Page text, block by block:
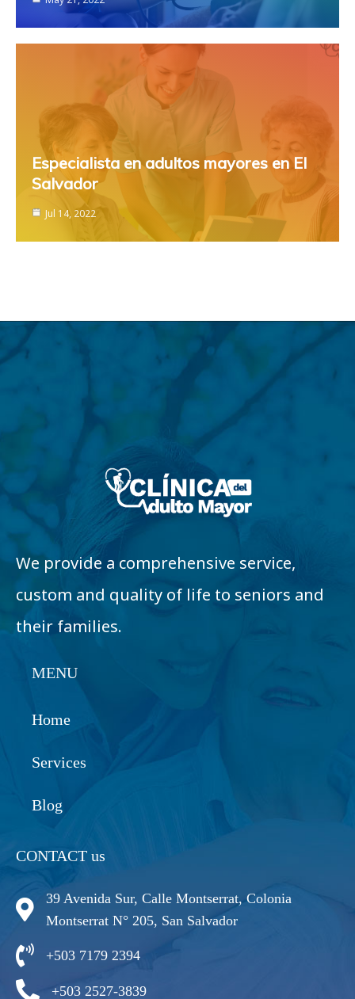
Especialista en adultos mayores en El
Salvador
Jul 14, 2022
We provide a comprehensive service,
custom and quality of life to seniors and
their families.
MENU
Home
Services
Blog
CONTACT us
39 Avenida Sur, Calle Montserrat, Colonia
Montserrat N° 205, San Salvador
+503 7179 2394
+503 2527-3839